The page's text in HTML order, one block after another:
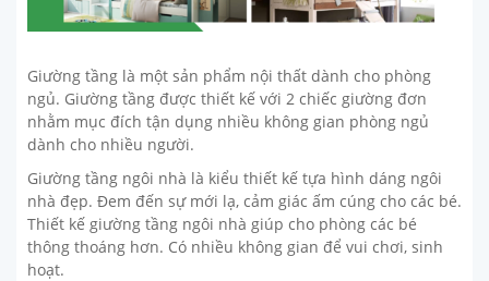
Giường tầng là một sản phẩm nội thất dành cho phòng
ngủ. Giường tầng được thiết kế với 2 chiếc giường đơn
nhằm mục đích tận dụng nhiều không gian phòng ngủ
dành cho nhiều người.
Giường tầng ngôi nhà là kiểu thiết kế tựa hình dáng ngôi
nhà đẹp. Đem đến sự mới lạ, cảm giác ấm cúng cho các bé.
Thiết kế giường tầng ngôi nhà giúp cho phòng các bé
thông thoáng hơn. Có nhiều không gian để vui chơi, sinh
hoạt.